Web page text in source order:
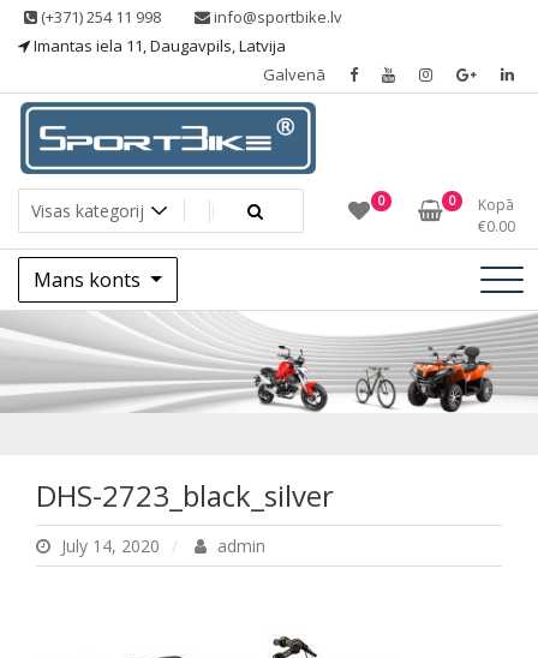
Skip (+371) 254 11 998
info@sportbike.lv
Imantas iela 11, Daugavpils, Latvija
Galvenā
Sportbike
Sporting goods 0 0
Kopā
€0.00
Mans konts
DHS-
2723_black_silver
DHS-2723_black_silver
July 14, 2020 admin